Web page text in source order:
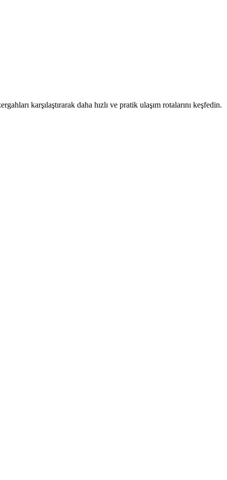
karşılaştırarak daha hızlı ve pratik ulaşım rotalarını keşfedin.